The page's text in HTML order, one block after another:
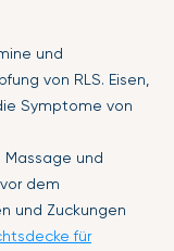
und
von RLS. Eisen,
Symptome von
Massage und
dem
und Zuckungen
für